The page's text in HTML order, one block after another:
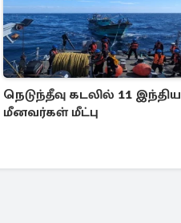
நெடுந்தீவு கடலில் 11 இந்திய
மீனவர்கள் மீட்பு